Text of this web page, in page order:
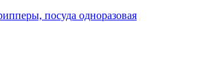
посуда одноразовая